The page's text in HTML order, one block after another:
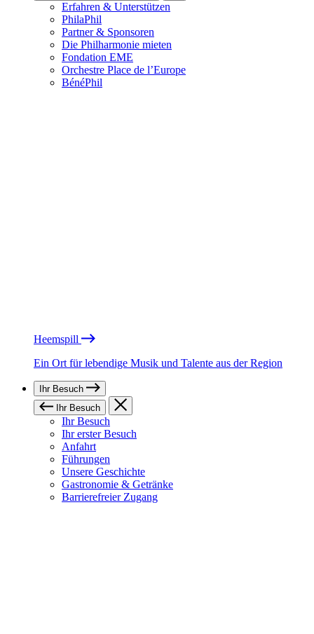
Erfahren & Unterstützen
PhilaPhil
Partner & Sponsoren
Die Philharmonie mieten
Fondation EME
Orchestre Place de l’Europe
BénéPhil
Heemspill
Ein Ort für lebendige Musik und Talente aus der Region
Ihr Besuch
Ihr Besuch
Ihr Besuch
Ihr erster Besuch
Anfahrt
Führungen
Unsere Geschichte
Gastronomie & Getränke
Barrierefreier Zugang